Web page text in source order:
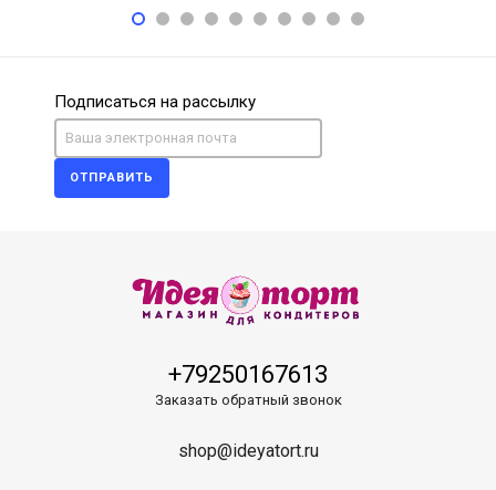
Подписаться на рассылку
ОТПРАВИТЬ
+79250167613
Заказать обратный звонок
shop@ideyatort.ru